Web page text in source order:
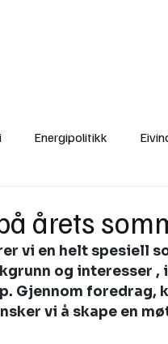
Energipolitikk
Ukens innlegg
årets
vi en helt spesiell
og interesser
Gjennom foredrag,
vi å skape en